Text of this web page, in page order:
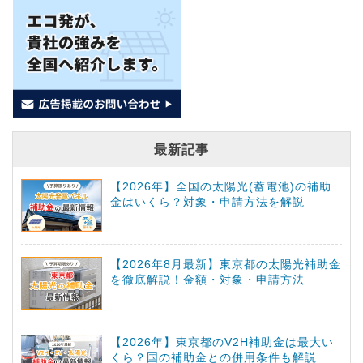
最新記事
【2026年】全国の太陽光(蓄電池)の補助
金はいくら？対象・申請方法を解説
【2026年8月最新】東京都の太陽光補助金
を徹底解説！金額・対象・申請方法
【2026年】東京都のV2H補助金は最大い
くら？国の補助金との併用条件も解説